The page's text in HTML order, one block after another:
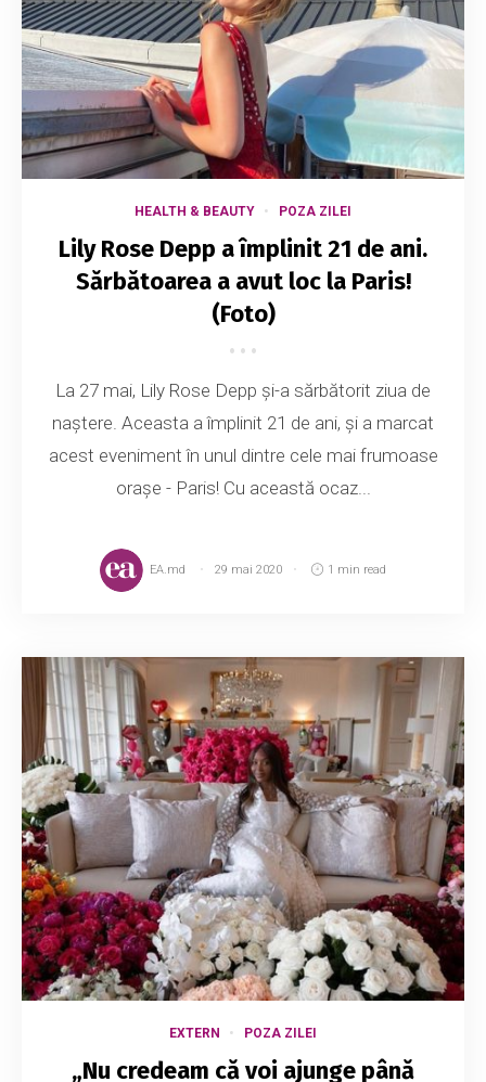
HEALTH & BEAUTY POZA ZILEI
Lily Rose Depp a împlinit 21 de ani.
Sărbătoarea a avut loc la Paris!
(Foto)
La 27 mai, Lily Rose Depp și-a sărbătorit ziua de
naștere. Aceasta a împlinit 21 de ani, și a marcat
acest eveniment în unul dintre cele mai frumoase
orașe - Paris! Cu această ocaz...
EA.md 29 mai 2020 1 min read
EXTERN POZA ZILEI
„Nu credeam că voi ajunge până